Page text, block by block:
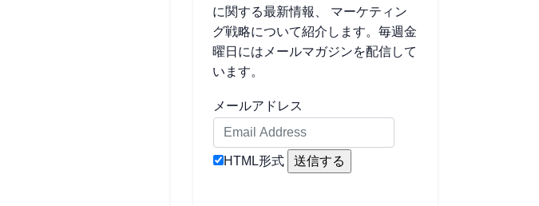
に関する最新情報、 マーケティン
グ戦略について紹介します。毎週金
曜日にはメールマガジンを配信して
います。
メールアドレス
HTML形式